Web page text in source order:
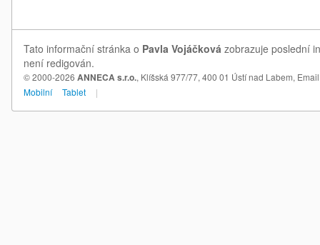
Tato informační stránka o Pavla Vojáčková zobrazuje poslední
není redigován.
© 2000-2026 ANNECA s.r.o., Klíšská 977/77, 400 01 Ústí nad Labem,
Mobilní
Tablet |